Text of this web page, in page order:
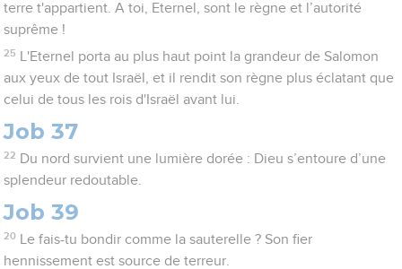
terre t'appartient. A toi, Eternel, sont le règne et l’autorité
suprême !
25
L'Eternel porta au plus haut point la grandeur de Salomon
aux yeux de tout Israël, et il rendit son règne plus éclatant que
celui de tous les rois d'Israël avant lui.
Job 37
22 Du nord survient une lumière dorée : Dieu s’entoure d’une
splendeur redoutable.
Job 39
20
Le fais-tu bondir comme la sauterelle ? Son fier
hennissement est source de terreur.